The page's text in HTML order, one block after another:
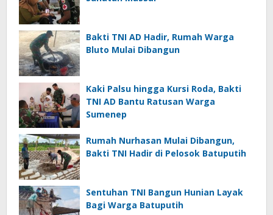
Bakti TNI AD Hadir, Rumah Warga
Bluto Mulai Dibangun
Kaki Palsu hingga Kursi Roda, Bakti
TNI AD Bantu Ratusan Warga
Sumenep
Rumah Nurhasan Mulai Dibangun,
Bakti TNI Hadir di Pelosok Batuputih
Sentuhan TNI Bangun Hunian Layak
Bagi Warga Batuputih